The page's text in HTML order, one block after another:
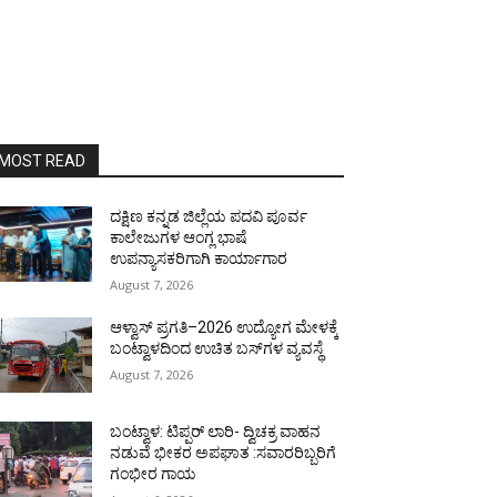
READ
ದಕ್ಷಿಣ ಕನ್ನಡ ಜಿಲ್ಲೆಯ ಪದವಿ ಪೂರ್ವ
ಕಾಲೇಜುಗಳ ಆಂಗ್ಲ ಭಾಷೆ
ಉಪನ್ಯಾಸಕರಿಗಾಗಿ ಕಾರ್ಯಾಗಾರ
August 7, 2026
ಆಳ್ವಾಸ್ ಪ್ರಗತಿ–2026 ಉದ್ಯೋಗ ಮೇಳಕ್ಕೆ
ಬಂಟ್ವಾಳದಿಂದ ಉಚಿತ ಬಸ್‌ಗಳ ವ್ಯವಸ್ಥೆ
August 7, 2026
ಬಂಟ್ವಾಳ: ಟಿಪ್ಪರ್ ಲಾರಿ- ದ್ವಿಚಕ್ರ ವಾಹನ
ನಡುವೆ ಭೀಕರ ಅಪಘಾತ :ಸವಾರರಿಬ್ಬರಿಗೆ
ಗಂಭೀರ ಗಾಯ